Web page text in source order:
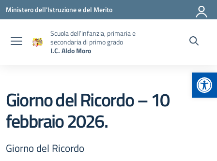
Vai ai contenuti
Vai al menu di navigazione
Vai al footer
Ministero dell'Istruzione e del Merito
Scuola dell’infanzia, primaria e
secondaria di primo grado
I.C. Aldo Moro
Giorno del Ricordo – 10
febbraio 2026.
Giorno del Ricordo